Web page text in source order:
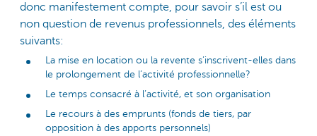
donc manifestement compte, pour savoir s’il est ou
non question de revenus professionnels, des éléments
suivants:
La mise en location ou la revente s’inscrivent-elles dans
le prolongement de l’activité professionnelle?
Le temps consacré à l’activité, et son organisation
Le recours à des emprunts (fonds de tiers, par
opposition à des apports personnels)